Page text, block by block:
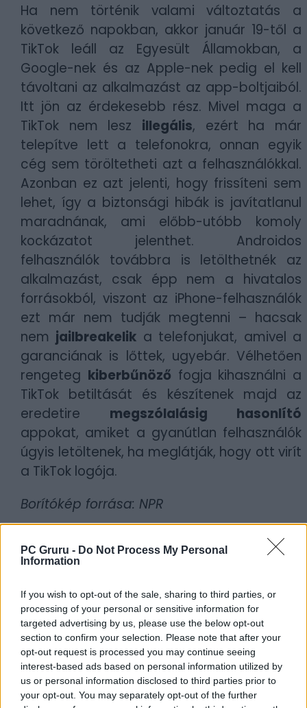
PC Gruru - Do Not Process My Personal
Information
If you wish to opt-out of the sale, sharing to third parties, or
processing of your personal or sensitive information for
targeted advertising by us, please use the below opt-out
section to confirm your selection. Please note that after your
opt-out request is processed you may continue seeing
interest-based ads based on personal information utilized by
us or personal information disclosed to third parties prior to
your opt-out. You may separately opt-out of the further
Ha nem történik valami változtatás a
következő napokban, akkor január 19-től a
TikTok leáll az Egyesült Államokban, a
Google-nek és az Apple-nek pedig el kell
távoltani az alkalmazást az app-boltjaiból.
Itt jön az érdekesebb rész. Mivel maga a
TikTok nem lesz illegális, ezért ha már
telepítve lett a telefonokra, onnan egyik
cég sem töröltetheti azt a felhasználókkal.
Azonban ez azt jelenti, hogy frissíteni sem
lehet, így a biztonsági hibák is javítatlanul
maradnának, ami előbb-utóbb komoly
kockázatot jelenthet. Androidos
felhasználók továbbra is letölthetnék az
alkalmazást, csak épp nem a hivatalos
forrásokból, viszont az iPhone-felhasználók
ezt már nem tudják megtenni – hacsak
nem jailbreakelik a telefonjukat, amivel a
garanciának is lőttek, ugyebár. Vélhetően
rengeteg kiberbűnöző fogja kihasználni a
TikTok betiltását és készítenek majd az
eredetire megszólalásig hasonlító
appokat, amiket a gyanútlan felhasználók
úgyis letöltenek, ha meglátják, hogy ott virít
a TikTok logója.
Borítókép forrása: NPR
Dátum:2025.01.13 19:00
Csapd be az AI-t! Állítsd be itt, hogy a PC
Guru tartalmairól véletlenül se maradj le
a Google-ben.
KAPCSOLÓDÓ HÍREK
Túltolta az új Hívatlanok marketingjét a